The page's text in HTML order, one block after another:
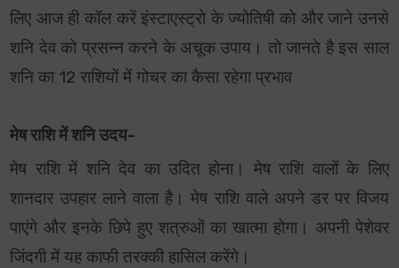
लिए आज ही कॉल करें इंस्टाएस्ट्रो के ज्योतिषी को और जाने उनसे
शनि देव को प्रसन्न करने के अचूक उपाय। तो जानते है इस साल
शनि का 12 राशियों में गोचर का कैसा रहेगा प्रभाव
मेष राशि में शनि उदय-
मेष राशि में शनि देव का उदित होना। मेष राशि वालों के लिए
शानदार उपहार लाने वाला है। मेष राशि वाले अपने डर पर विजय
पाएंगे और इनके छिपे हुए शत्रुओं का खात्मा होगा। अपनी पेशेवर
जिंदगी में यह काफी तरक्की हासिल करेंगे।